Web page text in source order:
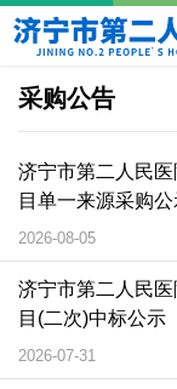
采购公告
济宁市第二人民
目单一来源采购
2026-08-05
济宁市第二人民
目(二次)中标公示
2026-07-31